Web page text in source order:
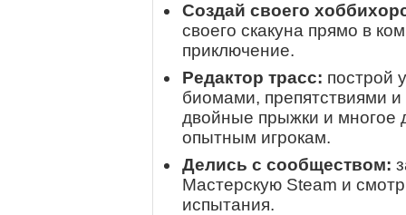
Создай своего
своего скакуна прямо в
приключение.
Редактор трасс: построй
биомами, препятствиями
двойные прыжки и многое
опытным игрокам.
Делись с сообществом:
Мастерскую Steam и
испытания.